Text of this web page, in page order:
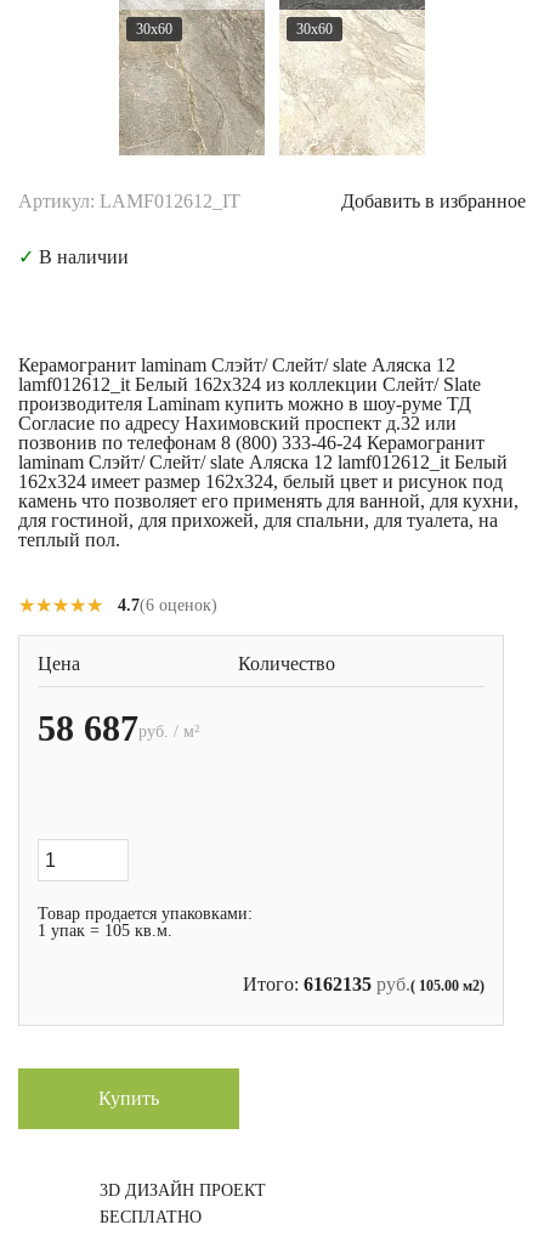
30x60 30x60
Артикул: LAMF012612_IT Добавить в избранное
✓ В наличии
Керамогранит laminam Слэйт/ Слейт/ slate Аляска 12
lamf012612_it Белый 162x324 из коллекции Слейт/ Slate
производителя Laminam купить можно в шоу-руме ТД
Согласие по адресу Нахимовский проспект д.32 или
позвонив по телефонам 8 (800) 333-46-24 Керамогранит
laminam Слэйт/ Слейт/ slate Аляска 12 lamf012612_it Белый
162x324 имеет размер 162x324, белый цвет и рисунок под
камень что позволяет его применять для ванной, для кухни,
для гостиной, для прихожей, для спальни, для туалета, на
теплый пол.
★★★★★
★★★★★ 4.7(6 оценок)
Цена Количество
58 687руб. / м²
Товар продается упаковками:
1 упак = 105 кв.м.
Итого: 6162135 руб.( 105.00 м2)
Купить
3D ДИЗАЙН ПРОЕКТ
БЕСПЛАТНО